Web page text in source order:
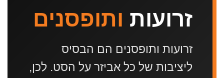
זרועות ותופסנים
זרועות ותופסנים הם הבסיס
ליציבות של כל אביזר על הסט. לכן,